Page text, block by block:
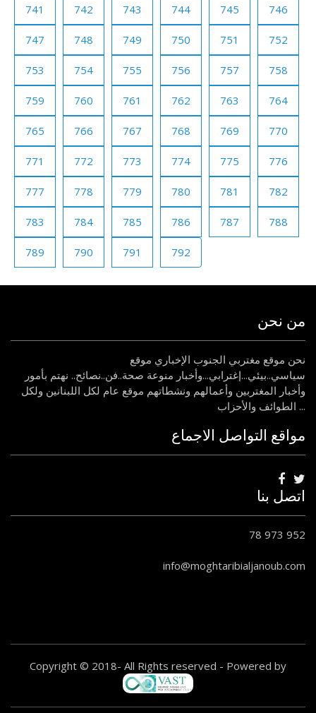
741 742 743 744 745 746
747 748 749 750 751 752
753 754 755 756 757 758
759 760 761 762 763 764
765 766 767 768 769 770
771 772 773 774 775 776
777 778 779 780 781 782
783 784 785 786 787 788
789 790 791 792
من نحن
نحن موقع مغتربي الجنوب الإخباري موقع
سياسي..بيئي...إغترابي...وأخبار منوعة صحة..فن..نصائح.. نهتم بأمور
وأخبار المغتربين وأعمالهم ونشطاتهم موقع عام لكل اللبنانين ولكل
الطوائف والأحزاب ...
مواقع التواصل الاجماع
اتصل بنا
78 973 952
info@moghtaribialjanoub.com
Copyright © 2018- All Rights reserved - Powered by